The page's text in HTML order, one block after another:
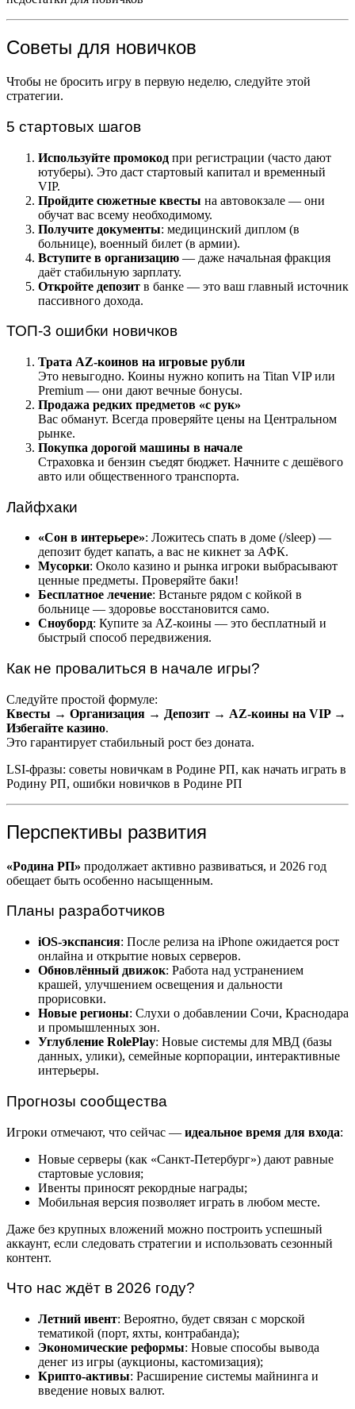
Советы для новичков
Чтобы не бросить игру в первую неделю, следуйте этой
стратегии.
5 стартовых шагов
Используйте промокод при регистрации (часто дают
ютуберы). Это даст стартовый капитал и временный
VIP.
Пройдите сюжетные квесты на автовокзале — они
обучат вас всему необходимому.
Получите документы: медицинский диплом (в
больнице), военный билет (в армии).
Вступите в организацию — даже начальная фракция
даёт стабильную зарплату.
Откройте депозит в банке — это ваш главный источник
пассивного дохода.
ТОП-3 ошибки новичков
Трата AZ-коинов на игровые рубли
Это невыгодно. Коины нужно копить на Titan VIP или
Premium — они дают вечные бонусы.
Продажа редких предметов «с рук»
Вас обманут. Всегда проверяйте цены на Центральном
рынке.
Покупка дорогой машины в начале
Страховка и бензин съедят бюджет. Начните с дешёвого
авто или общественного транспорта.
Лайфхаки
«Сон в интерьере»: Ложитесь спать в доме (/sleep) —
депозит будет капать, а вас не кикнет за АФК.
Мусорки: Около казино и рынка игроки выбрасывают
ценные предметы. Проверяйте баки!
Бесплатное лечение: Встаньте рядом с койкой в
больнице — здоровье восстановится само.
Сноуборд: Купите за AZ-коины — это бесплатный и
быстрый способ передвижения.
Как не провалиться в начале игры?
Следуйте простой формуле:
Квесты → Организация → Депозит → AZ-коины на VIP →
Избегайте казино.
Это гарантирует стабильный рост без доната.
LSI-фразы: советы новичкам в Родине РП, как начать играть в
Родину РП, ошибки новичков в Родине РП
Перспективы развития
«Родина РП» продолжает активно развиваться, и 2026 год
обещает быть особенно насыщенным.
Планы разработчиков
iOS-экспансия: После релиза на iPhone ожидается рост
онлайна и открытие новых серверов.
Обновлённый движок: Работа над устранением
крашей, улучшением освещения и дальности
прорисовки.
Новые регионы: Слухи о добавлении Сочи, Краснодара
и промышленных зон.
Углубление RolePlay: Новые системы для МВД (базы
данных, улики), семейные корпорации, интерактивные
интерьеры.
Прогнозы сообщества
Игроки отмечают, что сейчас — идеальное время для входа:
Новые серверы (как «Санкт-Петербург») дают равные
стартовые условия;
Ивенты приносят рекордные награды;
Мобильная версия позволяет играть в любом месте.
Даже без крупных вложений можно построить успешный
аккаунт, если следовать стратегии и использовать сезонный
контент.
Что нас ждёт в 2026 году?
Летний ивент: Вероятно, будет связан с морской
тематикой (порт, яхты, контрабанда);
Экономические реформы: Новые способы вывода
денег из игры (аукционы, кастомизация);
Крипто-активы: Расширение системы майнинга и
введение новых валют.